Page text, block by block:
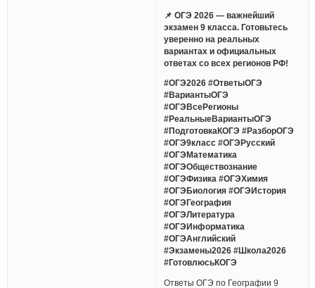
📌 ОГЭ 2026 — важнейший
экзамен 9 класса. Готовьтесь
уверенно на реальных
вариантах и официальных
ответах со всех регионов РФ!
#ОГЭ2026 #ОтветыОГЭ
#ВариантыОГЭ
#ОГЭВсеРегионы
#РеальныеВариантыОГЭ
#ПодготовкаКОГЭ #РазборОГЭ
#ОГЭ9класс #ОГЭРусский
#ОГЭМатематика
#ОГЭОбществознание
#ОГЭФизика #ОГЭХимия
#ОГЭБиология #ОГЭИстория
#ОГЭГеография
#ОГЭЛитература
#ОГЭИнформатика
#ОГЭАнглийский
#Экзамены2026 #Школа2026
#ГотовлюсьКОГЭ
Ответы ОГЭ по Географии 9